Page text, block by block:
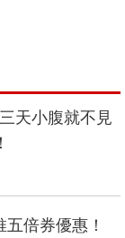
天小腹就不見
五倍券優惠！